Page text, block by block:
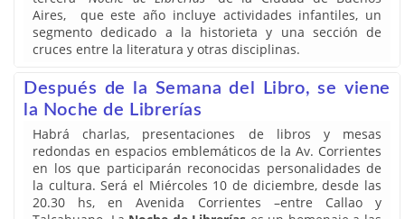
Aires, que este año incluye actividades infantiles, un
segmento dedicado a la historieta y una sección de
cruces entre la literatura y otras disciplinas.
Después de la Semana del Libro, se viene
la Noche de Librerías
Habrá charlas, presentaciones de libros y mesas
redondas en espacios emblemáticos de la Av. Corrientes
en los que participarán reconocidas personalidades de
la cultura. Será el Miércoles 10 de diciembre, desde las
20.30 hs, en Avenida Corrientes –entre Callao y